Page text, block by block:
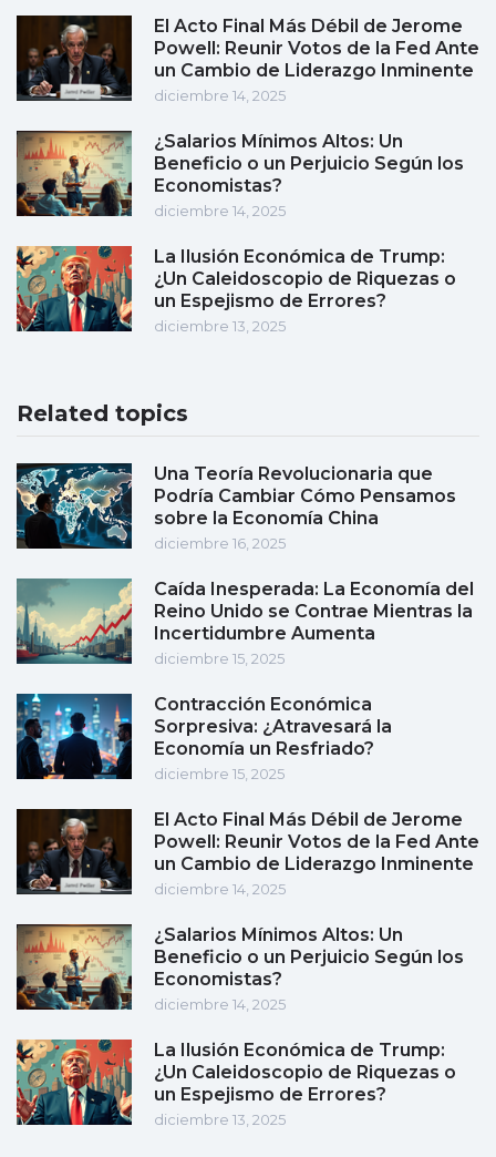
El Acto Final Más Débil de Jerome
Powell: Reunir Votos de la Fed Ante
un Cambio de Liderazgo Inminente
diciembre 14, 2025
¿Salarios Mínimos Altos: Un
Beneficio o un Perjuicio Según los
Economistas?
diciembre 14, 2025
La Ilusión Económica de Trump:
¿Un Caleidoscopio de Riquezas o
un Espejismo de Errores?
diciembre 13, 2025
Related topics
Una Teoría Revolucionaria que
Podría Cambiar Cómo Pensamos
sobre la Economía China
diciembre 16, 2025
Caída Inesperada: La Economía del
Reino Unido se Contrae Mientras la
Incertidumbre Aumenta
diciembre 15, 2025
Contracción Económica
Sorpresiva: ¿Atravesará la
Economía un Resfriado?
diciembre 15, 2025
El Acto Final Más Débil de Jerome
Powell: Reunir Votos de la Fed Ante
un Cambio de Liderazgo Inminente
diciembre 14, 2025
¿Salarios Mínimos Altos: Un
Beneficio o un Perjuicio Según los
Economistas?
diciembre 14, 2025
La Ilusión Económica de Trump:
¿Un Caleidoscopio de Riquezas o
un Espejismo de Errores?
diciembre 13, 2025